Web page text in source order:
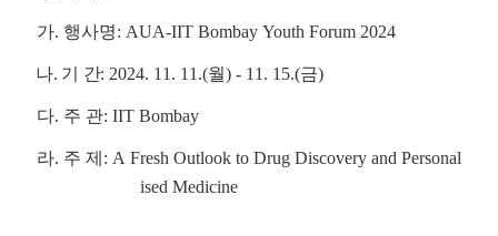
가. 행사명: AUA-IIT Bombay Youth Forum 2024
나. 기 간: 2024. 11. 11.(월) - 11. 15.(금)
다. 주 관: IIT Bombay
라. 주 제: A Fresh Outlook to Drug Discovery and Personal
ised Medicine